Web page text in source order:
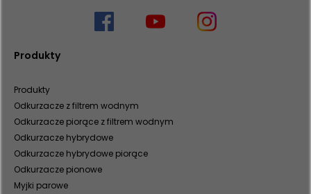
Produkty
Produkty
Odkurzacze z filtrem wodnym
Odkurzacze piorące z filtrem wodnym
Odkurzacze hybrydowe
Odkurzacze hybrydowe piorące
Odkurzacze pionowe
Myjki parowe